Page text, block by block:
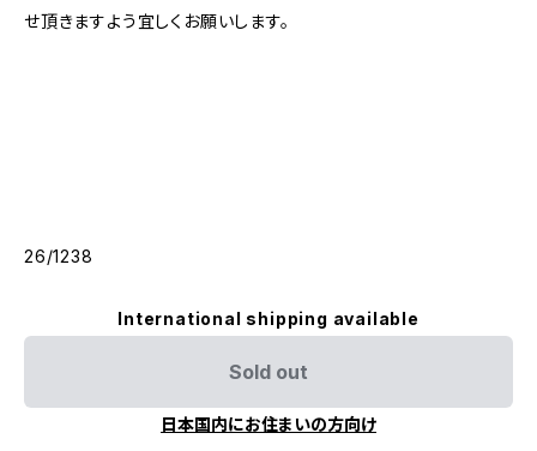
せ頂きますよう宜しくお願いします。
26/1238
International shipping available
Sold out
日本国内にお住まいの方向け